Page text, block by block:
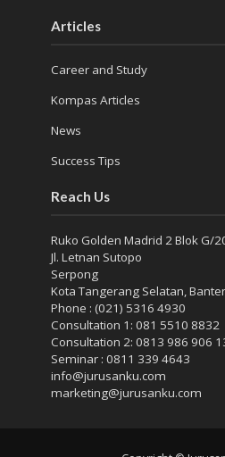
Articles
Career and Study
Kompas Articles
News
Success Tips
Reach Us
Ruko Golden Madrid 2 Blok G/
Jl. Letnan Sutopo
Serpong
Kota Tangerang Selatan,
Phone : (021) 5316 4930
Consultation 1: 081 5510 8832
Consultation 2: 0813 986 906
Seminar : 0811 339 4643
info@jurusanku.com
marketing@jurusanku.com